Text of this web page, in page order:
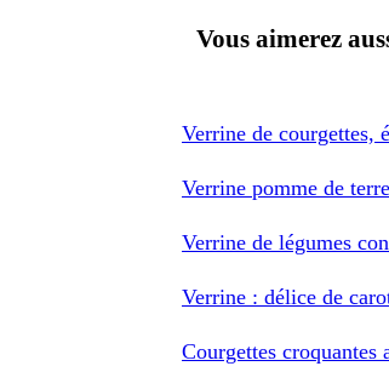
Vous aimerez
Verrine de courgettes,
Verrine pomme de
Verrine de légumes
Verrine : délice de
Courgettes croquantes